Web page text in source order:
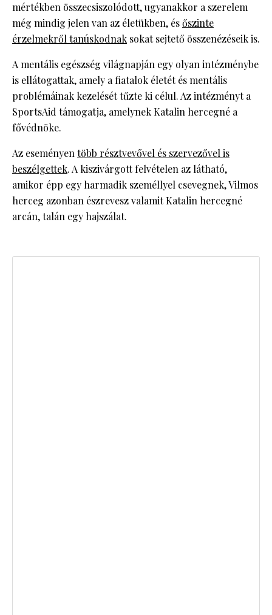
mértékben összecsiszolódott, ugyanakkor a szerelem
még mindig jelen van az életükben, ésőszinte
érzelmekről tanúskodnak sokat sejtető összenézéseik is.
A mentális egészség világnapján egy olyan intézménybe
is ellátogattak, amely a fiatalok életét és mentális
problémáinak kezelését tűzte ki célul. Az intézményt a
SportsAid támogatja, amelynek Katalin hercegné a
fővédnöke.
Az eseményentöbb résztvevővel és szervezővel is
beszélgettek. A kiszivárgott felvételen az látható,
amikor épp egy harmadik személlyel csevegnek, Vilmos
herceg azonban észrevesz valamit Katalin hercegné
arcán, talán egy hajszálat.